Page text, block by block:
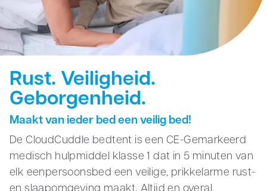
Reviews
Veelgestelde vragen
Contact
Zakelijk
Rust. Veiligheid.
Geborgenheid.
Maakt van ieder bed een veilig bed!
De CloudCuddle bedtent is een CE-Gemarkeerd
medisch hulpmiddel klasse 1 dat in 5 minuten van
elk eenpersoonsbed een veilige, prikkelarme rust-